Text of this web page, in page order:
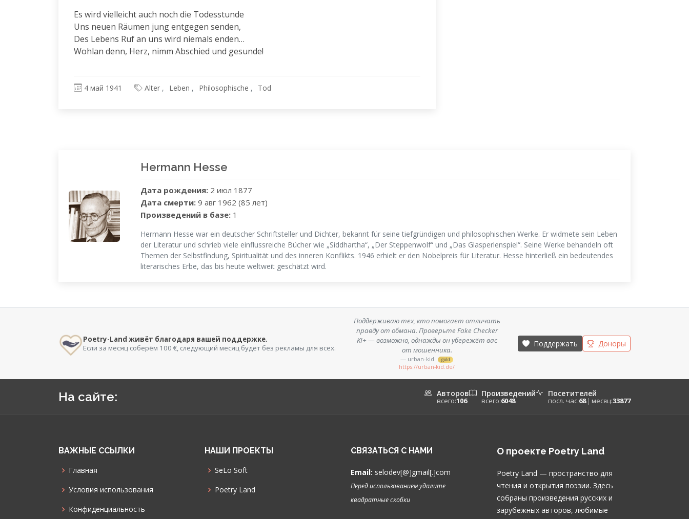
Es wird vielleicht auch noch die Todesstunde
Uns neuen Räumen jung entgegen senden,
Des Lebens Ruf an uns wird niemals enden…
Wohlan denn, Herz, nimm Abschied und gesunde!
4 май 1941 Alter Leben Philosophische Tod
Hermann Hesse
Дата рождения: 2 июл 1877
Дата смерти: 9 авг 1962 (85 лет)
Произведений в базе: 1
Hermann Hesse war ein deutscher Schriftsteller und Dichter, bekannt für seine tiefgründigen und philosophischen Werke. Er widmete sein Leben
der Literatur und schrieb viele einflussreiche Bücher wie „Siddhartha“, „Der Steppenwolf“ und „Das Glasperlenspiel“. Seine Werke behandeln oft
Themen der Selbstfindung, Spiritualität und des inneren Konflikts. 1946 erhielt er den Nobelpreis für Literatur. Hesse hinterließ ein bedeutendes
literarisches Erbe, das bis heute weltweit geschätzt wird.
Poetry-Land живёт благодаря вашей поддержке.
Если за месяц соберём 100 €, следующий месяц будет без рекламы для всех.
Поддерживаю тех, кто помогает отличать
правду от обмана. Проверьте Fake Checker
KI+ — возможно, однажды он убережёт вас
от мошенника.
— urban-kid gold
https://urban-kid.de/
Поддержать Доноры
На сайте: Авторов
всего:106
Произведений
всего:6048
Посетителей
посл. час:68 | месяц:33877
ВАЖНЫЕ ССЫЛКИ
Главная
Условия использования
Конфиденциальность
НАШИ ПРОЕКТЫ
SeLo Soft
Poetry Land
СВЯЗАТЬСЯ С НАМИ
Email: selodev[@]gmail[.]com
Перед использованием удалите
квадратные скобки
О проекте Poetry Land
Poetry Land — пространство для
чтения и открытия поэзии. Здесь
собраны произведения русских и
зарубежных авторов, любимые